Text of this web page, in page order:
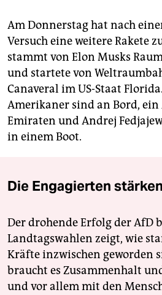
Am Donnerstag hat nach
Versuch eine weitere Rakete
stammt von Elon Musks
und startete von
Canaveral im US-Staat
Amerikaner sind an Bord,
Emiraten und Andrej
in einem Boot.
Die Engagierten stärken
Der drohende Erfolg der AfD
Landtagswahlen zeigt, wie
Kräfte inzwischen geworden
braucht es Zusammenhalt
und vor allem mit den